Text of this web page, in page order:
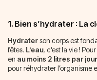
1. Bien s’hydrater : La
Hydraterson corps est
fêtes. L’eau, c’est la vie !
en au moins 2 litres par jour
pour réhydrater l’organisme